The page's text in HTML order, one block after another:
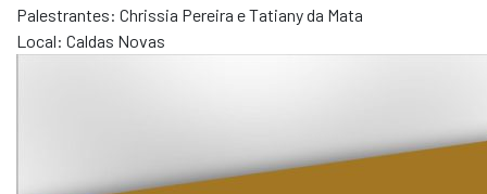
Palestrantes: Chrissia Pereira e Tatiany da Mata
Local: Caldas Novas